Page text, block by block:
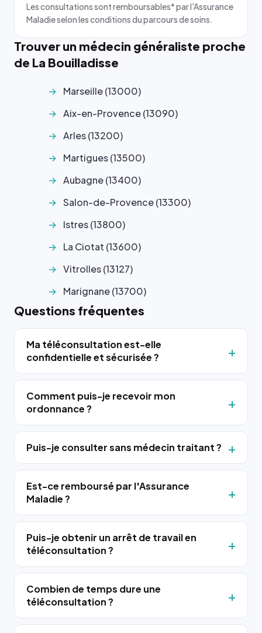
Les consultations sont remboursables* par l'Assurance
Maladie selon les conditions du parcours de soins.
Trouver un médecin généraliste proche
de La Bouilladisse
Marseille (13000)
Aix-en-Provence (13090)
Arles (13200)
Martigues (13500)
Aubagne (13400)
Salon-de-Provence (13300)
Istres (13800)
La Ciotat (13600)
Vitrolles (13127)
Marignane (13700)
Questions fréquentes
Ma téléconsultation est-elle
confidentielle et sécurisée ?
Comment puis-je recevoir mon
ordonnance ?
Puis-je consulter sans médecin traitant ?
Est-ce remboursé par l'Assurance
Maladie ?
Puis-je obtenir un arrêt de travail en
téléconsultation ?
Combien de temps dure une
téléconsultation ?